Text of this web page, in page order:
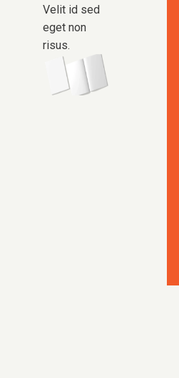
Velit id sed
eget non
risus.